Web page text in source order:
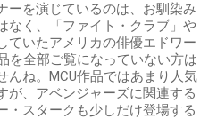
ーを演じているのは、お馴染み
なく、「ファイト・クラブ」や
ていたアメリカの俳優エドワー
を全部ご覧になっていない方は
んね。MCU作品ではあまり人気
が、アベンジャーズに関連する
・スタークも少しだけ登場する